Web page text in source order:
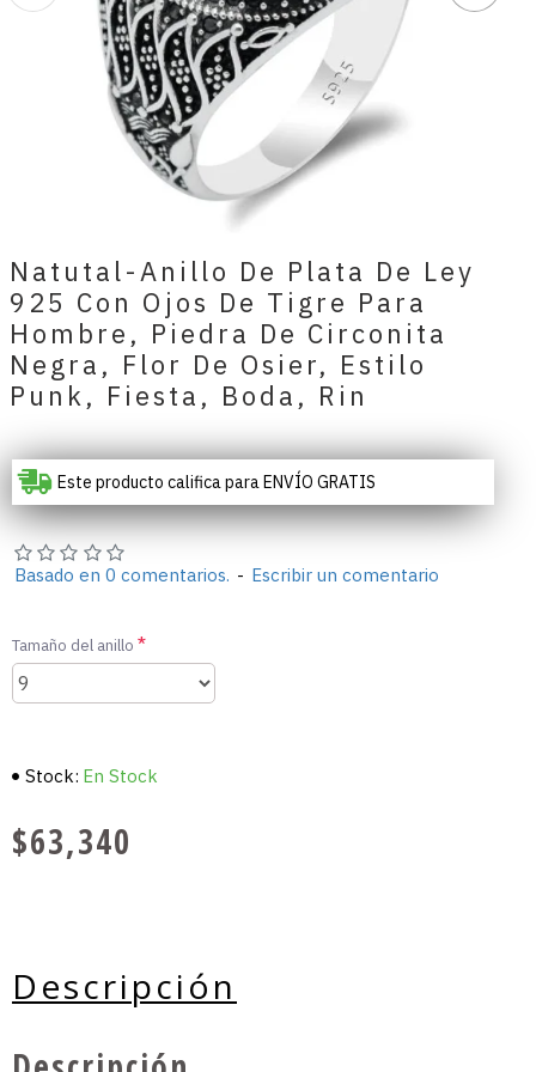
Natutal-Anillo De Plata De Ley
925 Con Ojos De Tigre Para
Hombre, Piedra De Circonita
Negra, Flor De Osier, Estilo
Punk, Fiesta, Boda, Rin
Este producto califica para ENVÍO GRATIS
Basado en 0 comentarios. - Escribir un comentario
$63,340
Stock: En Stock
Tamaño del anillo
Descripción